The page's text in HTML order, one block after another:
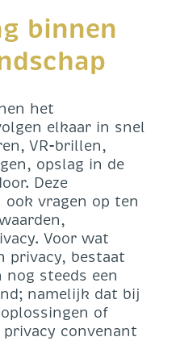
binnen
het
elkaar in snel
VR-brillen,
opslag in de
Deze
ook vragen op ten
Voor wat
privacy, bestaat
steeds een
namelijk dat bij
of
convenant